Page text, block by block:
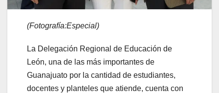
(Fotografía:Especial)
La Delegación Regional de Educación de
León, una de las más importantes de
Guanajuato por la cantidad de estudiantes,
docentes y planteles que atiende, cuenta con